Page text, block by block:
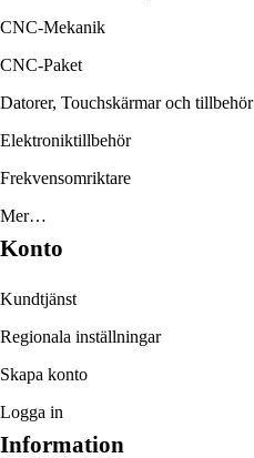
CNC-Mekanik
CNC-Paket
Datorer, Touchskärmar och tillbehör
Elektroniktillbehör
Frekvensomriktare
Mer…
Konto
Kundtjänst
Regionala inställningar
Skapa konto
Logga in
Information